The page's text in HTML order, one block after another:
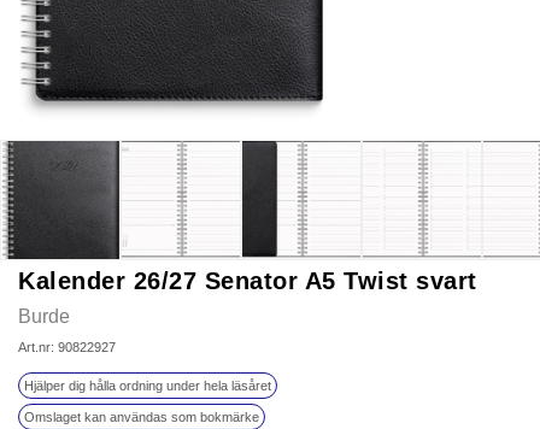
Kalender 26/27 Senator A5 Twist svart
Burde
Art.nr: 90822927
Hjälper dig hålla ordning under hela läsåret
Omslaget kan användas som bokmärke